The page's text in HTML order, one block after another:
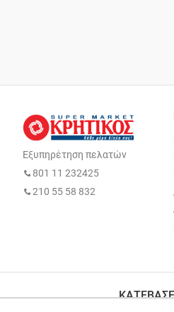
Εξυπηρέτηση πελατών
801 11 232425
210 55 58 832